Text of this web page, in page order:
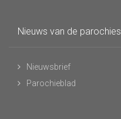
Nieuws van de parochies
Nieuwsbrief
Parochieblad